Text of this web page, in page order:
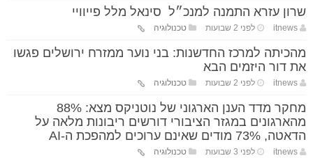
שרון עזרא התמנה למנכ״ל סינאל מלל פייוויי
itnews לפני 2 שבועות טכנולוגיה
מהכיתה למרכז החדשנות: בני נוער ממזרח ירושלים פגשו
את דור היזמים הבא
itnews לפני 2 שבועות טכנולוגיה
מחקר מדד הענן הארגוני של נוטניקס מצא: 88%
מהארגונים במגזר הציבורי דורשים ריבונות מלאה על
הדאטה, 73% מודים שאינם ערוכים למהפכת ה-AI
itnews לפני 3 שבועות טכנולוגיה